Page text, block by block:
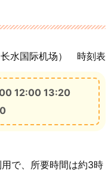
运站(南窑)
运北站
水国际机场） 時刻表
12:00 13:20
で、所要時間は約3時